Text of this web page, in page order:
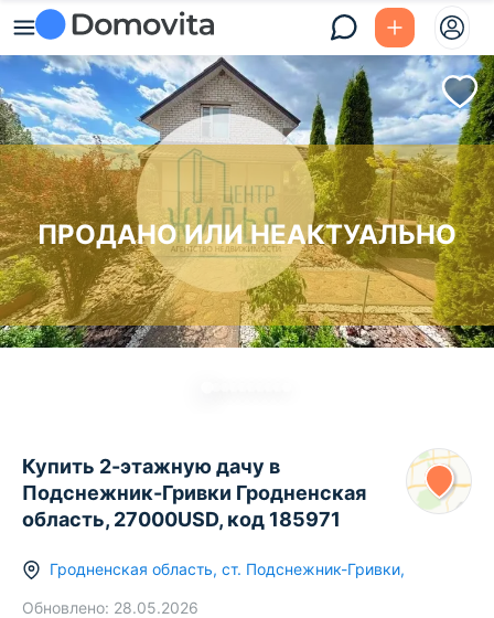
ПРОДАНО ИЛИ НЕАКТУАЛЬНО
Купить 2-этажную дачу в
Подснежник-Гривки Гродненская
область, 27000USD, код 185971
Гродненская область, ст. Подснежник-Гривки,
Обновлено: 28.05.2026